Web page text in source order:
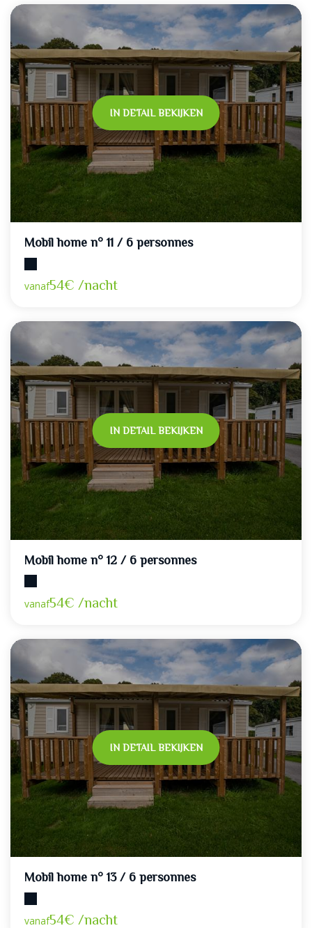
IN DETAIL BEKIJKEN
Mobil home n° 11 / 6 personnes
vanaf54€ /nacht
IN DETAIL BEKIJKEN
Mobil home n° 12 / 6 personnes
vanaf54€ /nacht
IN DETAIL BEKIJKEN
Mobil home n° 13 / 6 personnes
vanaf54€ /nacht